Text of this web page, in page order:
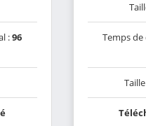
:96
Temps